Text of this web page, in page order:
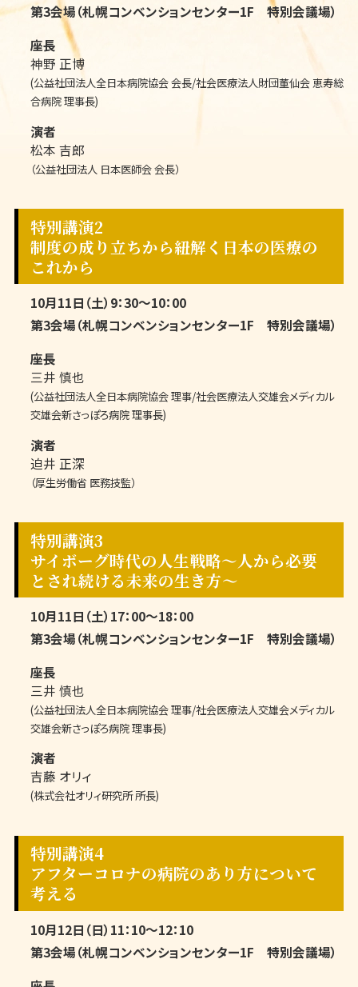
第3会場（札幌コンベンションセンター1F 特別会議場）
座長
神野 正博
(公益社団法人全日本病院協会 会長/社会医療法人財団董仙会 恵寿総
合病院 理事長)
演者
松本 吉郎
（公益社団法人 日本医師会 会長）
特別講演2
制度の成り立ちから紐解く日本の医療の
これから
10月11日（土）9：30～10：00
第3会場（札幌コンベンションセンター1F 特別会議場）
座長
三井 慎也
(公益社団法人全日本病院協会 理事/社会医療法人交雄会メディカル
交雄会新さっぽろ病院 理事長)
演者
迫井 正深
（厚生労働省 医務技監）
特別講演3
サイボーグ時代の人生戦略〜人から必要
とされ続ける未来の生き方〜
10月11日（土）17：00～18：00
第3会場（札幌コンベンションセンター1F 特別会議場）
座長
三井 慎也
(公益社団法人全日本病院協会 理事/社会医療法人交雄会メディカル
交雄会新さっぽろ病院 理事長)
演者
吉藤 オリィ
(株式会社オリィ研究所 所長)
特別講演4
アフターコロナの病院のあり方について
考える
10月12日（日）11：10〜12：10
第3会場（札幌コンベンションセンター1F 特別会議場）